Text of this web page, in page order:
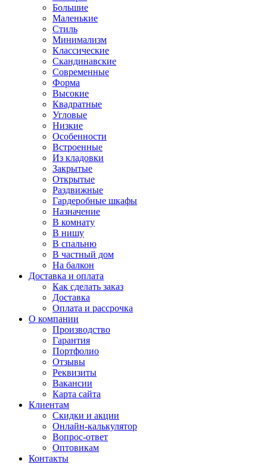
Большие
Маленькие
Стиль
Минимализм
Классические
Скандинавские
Современные
Форма
Высокие
Квадратные
Угловые
Низкие
Особенности
Встроенные
Из кладовки
Закрытые
Открытые
Раздвижные
Гардеробные шкафы
Назначение
В комнату
В нишу
В спальню
В частный дом
На балкон
Доставка и оплата
Как сделать заказ
Доставка
Оплата и рассрочка
О компании
Производство
Гарантия
Портфолио
Отзывы
Реквизиты
Вакансии
Карта сайта
Клиентам
Скидки и акции
Онлайн-калькулятор
Вопрос-ответ
Оптовикам
Контакты